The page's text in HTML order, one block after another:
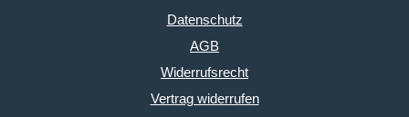
Datenschutz
AGB
Widerrufsrecht
Vertrag widerrufen